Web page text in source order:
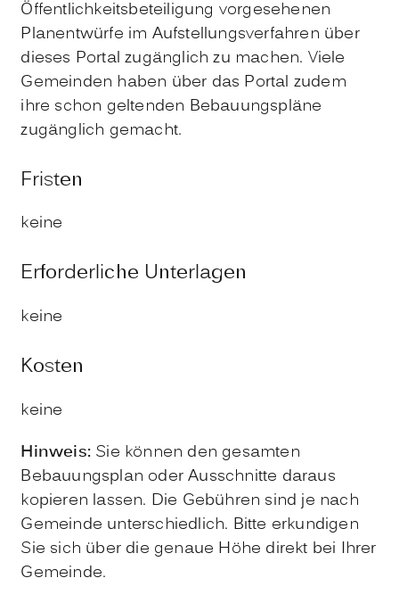
Öffentlichkeitsbeteiligung vorgesehenen
Planentwürfe im Aufstellungsverfahren über
dieses Portal zugänglich zu machen. Viele
Gemeinden haben über das Portal zudem
ihre schon geltenden Bebauungspläne
zugänglich gemacht.
Fristen
keine
Erforderliche Unterlagen
keine
Kosten
keine
Hinweis: Sie können den gesamten
Bebauungsplan oder Ausschnitte daraus
kopieren lassen. Die Gebühren sind je nach
Gemeinde unterschiedlich. Bitte erkundigen
Sie sich über die genaue Höhe direkt bei Ihrer
Gemeinde.